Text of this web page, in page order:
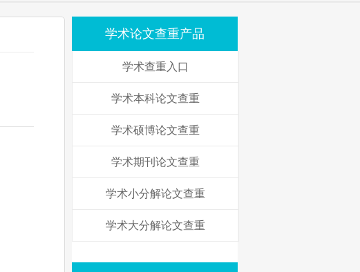
学术论文查重产品
学术查重入口
学术本科论文查重
学术硕博论文查重
学术期刊论文查重
学术小分解论文查重
学术大分解论文查重